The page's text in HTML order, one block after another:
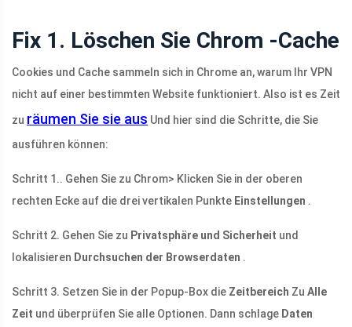
Fix 1. Löschen Sie Chrom -Cache
Cookies und Cache sammeln sich in Chrome an, warum Ihr VPN
nicht auf einer bestimmten Website funktioniert. Also ist es Zeit
zu räumen Sie sie aus Und hier sind die Schritte, die Sie
ausführen können:
Schritt 1.. Gehen Sie zu Chrom> Klicken Sie in der oberen
rechten Ecke auf die drei vertikalen Punkte Einstellungen .
Schritt 2. Gehen Sie zu Privatsphäre und Sicherheit und
lokalisieren Durchsuchen der Browserdaten .
Schritt 3. Setzen Sie in der Popup-Box die Zeitbereich Zu Alle
Zeit und überprüfen Sie alle Optionen. Dann schlage Daten